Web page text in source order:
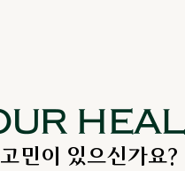
민이 있으신가요?